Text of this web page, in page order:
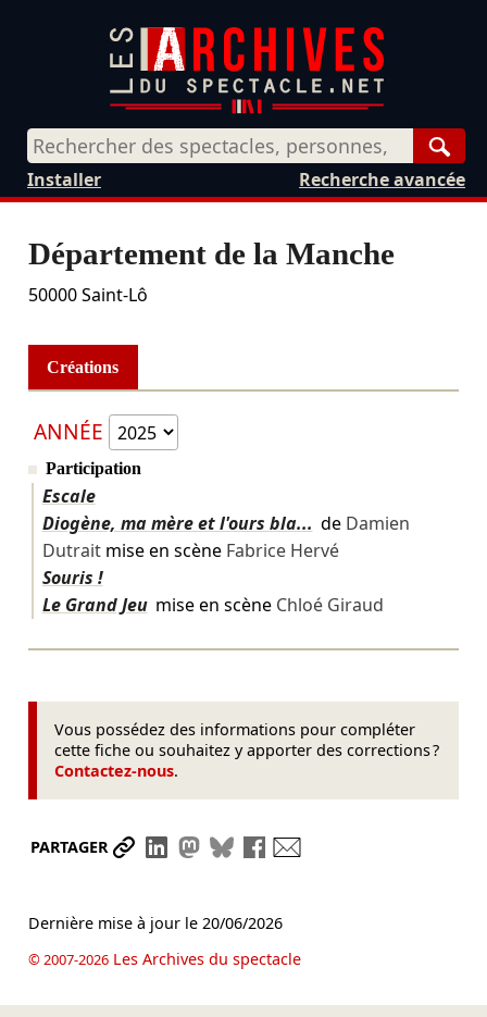
Recherche avancée
Installer
Département de la Manche
50000 Saint-Lô
Créations
ANNÉE
Participation
Escale
Diogène, ma mère et l'ours bla... de Damien
Dutraitmise en scène Fabrice Hervé
Souris !
Le Grand Jeumise en scène Chloé Giraud
Vous possédez des informations pour compléter
cette fiche ou souhaitez y apporter des corrections ?
Contactez-nous.
PARTAGER Partager le lien
Partager sur LinkedIn
Partager sur Mastodon
Partager sur Bluesky
Partager sur Facebook
Dernière mise à jour le 20/06/2026
© 2007-2026Les Archives du spectacle